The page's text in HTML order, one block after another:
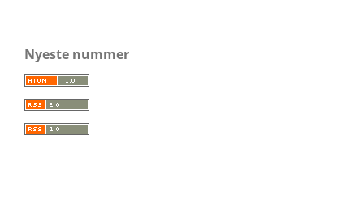
Nyeste nummer